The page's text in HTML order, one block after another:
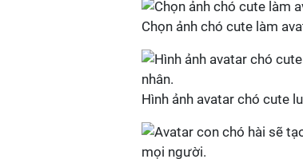
Chọn ảnh chó cute làm
Hình ảnh avatar chó cute